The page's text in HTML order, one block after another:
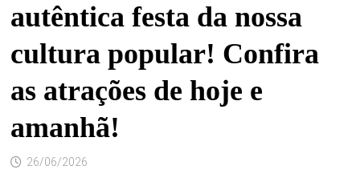
autêntica festa da nossa
cultura popular! Confira
as atrações de hoje e
amanhã!
26/06/2026